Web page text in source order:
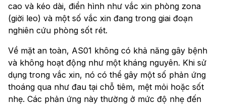
cao và kéo dài, điển hình như vắc xin phòng zona
(giời leo) và một số vắc xin đang trong giai đoạn
nghiên cứu phòng sốt rét.
Về mặt an toàn, AS01 không có khả năng gây bệnh
và không hoạt động như một kháng nguyên. Khi sử
dụng trong vắc xin, nó có thể gây một số phản ứng
thoáng qua như đau tại chỗ tiêm, mệt mỏi hoặc sốt
nhẹ. Các phản ứng này thường ở mức độ nhẹ đến